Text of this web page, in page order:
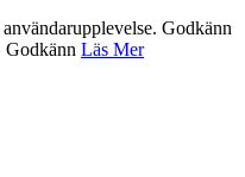
Godkänn
Godkänn Läs Mer